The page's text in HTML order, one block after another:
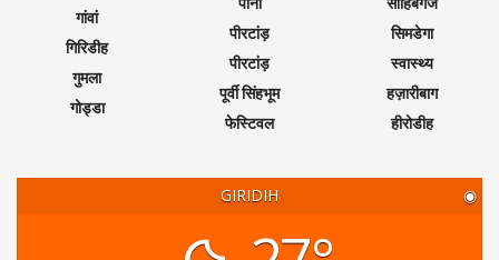
गांवां
गिरिडीह
गुमला
गोड्डा
पीरटांड़
पीरटांड़
पूर्वी सिंहभूम
फेस्टिवल
सिमडेगा
स्वास्थ्य
हज़ारीबाग
हीरोडीह
GIRIDIH ◉